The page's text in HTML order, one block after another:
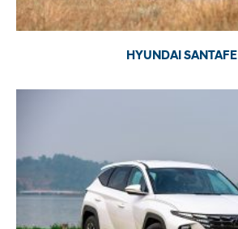
HYUNDAI SANTAFE